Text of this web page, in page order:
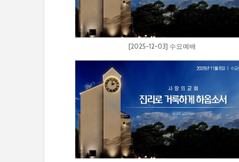
[2025-12-03] 수요예배